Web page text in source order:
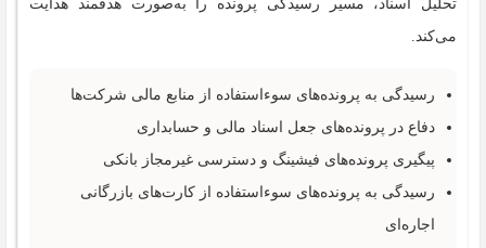
تحلیل اسناد، مسیر رسیدگی پرونده را به‌صورت هدفمند هدایت
می‌کند.
رسیدگی به پرونده‌های سوءاستفاده از منابع مالی شرکت‌ها
دفاع در پرونده‌های جعل اسناد مالی و حسابداری
پیگیری پرونده‌های فیشینگ و دسترسی غیرمجاز بانکی
رسیدگی به پرونده‌های سوءاستفاده از کارت‌های بازرگانی
اجاره‌ای